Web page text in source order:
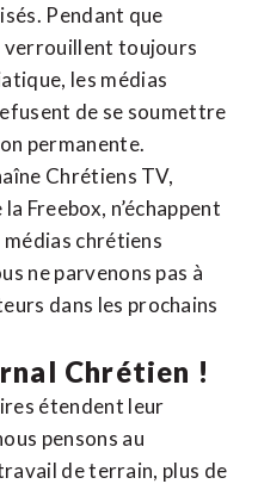
Pendant que
verrouillent toujours
les médias
de se soumettre
permanente.
Chrétiens TV,
Freebox, n’échappent
chrétiens
ne parvenons pas à
dans les prochains
Chrétien !
étendent leur
pensons au
de terrain, plus de